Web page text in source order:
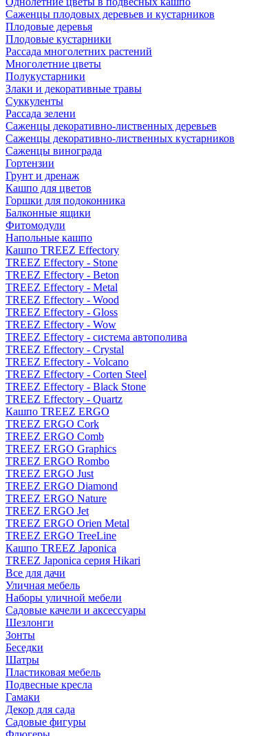
Саженцы плодовых деревьев и кустарников
Плодовые деревья
Плодовые кустарники
Рассада многолетних растений
Многолетние цветы
Полукустарники
Злаки и декоративные травы
Суккуленты
Рассада зелени
Саженцы декоративно-лиственных деревьев
Саженцы декоративно-лиственных кустарников
Саженцы винограда
Гортензии
Грунт и дренаж
Кашпо для цветов
Горшки для подоконника
Балконные ящики
Фитомодули
Напольные кашпо
Кашпо TREEZ Effectory
TREEZ Effectory - Stone
TREEZ Effectory - Beton
TREEZ Effectory - Metal
TREEZ Effectory - Wood
TREEZ Effectory - Gloss
TREEZ Effectory - Wow
TREEZ Effectory - система автополива
TREEZ Effectory - Crystal
TREEZ Effectory - Volcano
TREEZ Effectory - Corten Steel
TREEZ Effectory - Black Stone
TREEZ Effectory - Quartz
Кашпо TREEZ ERGO
TREEZ ERGO Cork
TREEZ ERGO Comb
TREEZ ERGO Graphics
TREEZ ERGO Rombo
TREEZ ERGO Just
TREEZ ERGO Diamond
TREEZ ERGO Nature
TREEZ ERGO Jet
TREEZ ERGO Orien Metal
TREEZ ERGO TreeLine
Кашпо TREEZ Japonica
TREEZ Japonica серия Hikari
Все для дачи
Уличная мебель
Наборы уличной мебели
Садовые качели и аксессуары
Шезлонги
Зонты
Беседки
Шатры
Пластиковая мебель
Подвесные кресла
Гамаки
Декор для сада
Садовые фигуры